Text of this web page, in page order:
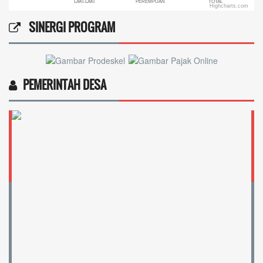
LAKI-LAKI
PEREMPUAN
TOTAL
Highcharts.com
SINERGI PROGRAM
PEMERINTAH DESA